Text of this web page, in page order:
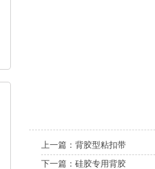
上一篇：背胶型粘扣带
下一篇：硅胶专用背胶